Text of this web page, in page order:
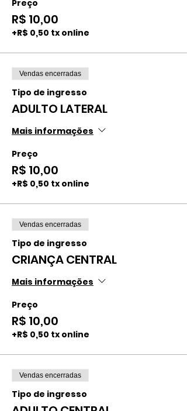
Preço
R$ 10,00
+R$ 0,50 tx online
Vendas encerradas
Tipo de ingresso
ADULTO LATERAL
Mais informações
Preço
R$ 10,00
+R$ 0,50 tx online
Vendas encerradas
Tipo de ingresso
CRIANÇA CENTRAL
Mais informações
Preço
R$ 10,00
+R$ 0,50 tx online
Vendas encerradas
Tipo de ingresso